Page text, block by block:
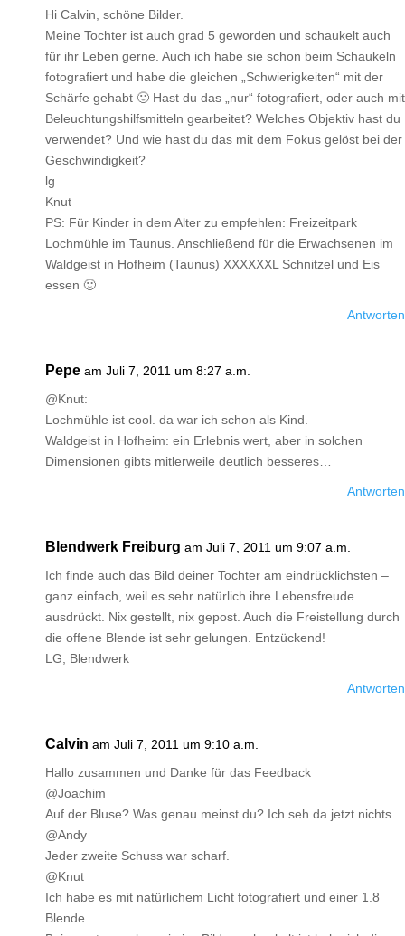
Hi Calvin, schöne Bilder.
Meine Tochter ist auch grad 5 geworden und schaukelt auch
für ihr Leben gerne. Auch ich habe sie schon beim Schaukeln
fotografiert und habe die gleichen „Schwierigkeiten“ mit der
Schärfe gehabt 🙂 Hast du das „nur“ fotografiert, oder auch mit
Beleuchtungshilfsmitteln gearbeitet? Welches Objektiv hast du
verwendet? Und wie hast du das mit dem Fokus gelöst bei der
Geschwindigkeit?
lg
Knut
PS: Für Kinder in dem Alter zu empfehlen: Freizeitpark
Lochmühle im Taunus. Anschließend für die Erwachsenen im
Waldgeist in Hofheim (Taunus) XXXXXXL Schnitzel und Eis
essen 🙂
Antworten
Pepe am Juli 7, 2011 um 8:27 a.m.
@Knut:
Lochmühle ist cool. da war ich schon als Kind.
Waldgeist in Hofheim: ein Erlebnis wert, aber in solchen
Dimensionen gibts mitlerweile deutlich besseres…
Antworten
Blendwerk Freiburg am Juli 7, 2011 um 9:07 a.m.
Ich finde auch das Bild deiner Tochter am eindrücklichsten –
ganz einfach, weil es sehr natürlich ihre Lebensfreude
ausdrückt. Nix gestellt, nix gepost. Auch die Freistellung durch
die offene Blende ist sehr gelungen. Entzückend!
LG, Blendwerk
Antworten
Calvin am Juli 7, 2011 um 9:10 a.m.
Hallo zusammen und Danke für das Feedback
@Joachim
Auf der Bluse? Was genau meinst du? Ich seh da jetzt nichts.
@Andy
Jeder zweite Schuss war scharf.
@Knut
Ich habe es mit natürlichem Licht fotografiert und einer 1.8
Blende.